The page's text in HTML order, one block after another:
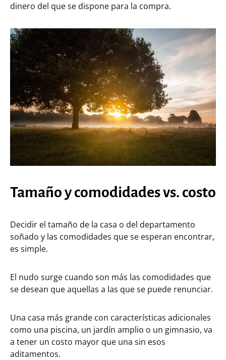
dinero del que se dispone para la compra.
Tamaño y comodidades vs. costo
Decidir el tamaño de la casa o del departamento
soñado y las comodidades que se esperan encontrar,
es simple.
El nudo surge cuando son más las comodidades que
se desean que aquellas a las que se puede renunciar.
Una casa más grande con características adicionales
como una piscina, un jardín amplio o un gimnasio, va
a tener un costo mayor que una sin esos
aditamentos.